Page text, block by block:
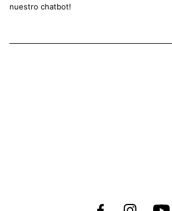
nuestro chatbot!